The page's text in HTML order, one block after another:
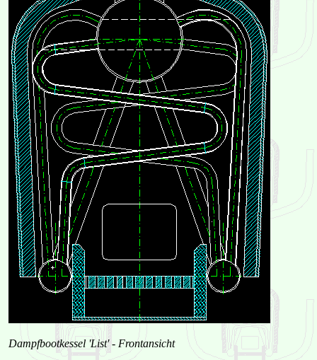
Dampfbootkessel 'List' - Frontansicht